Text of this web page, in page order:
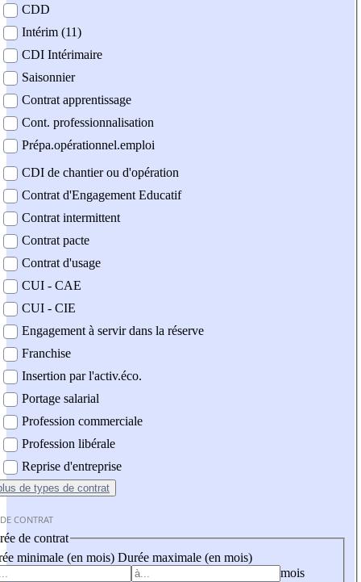
CDD
Intérim (11)
CDI Intérimaire
Saisonnier
Contrat apprentissage
Cont. professionnalisation
Prépa.opérationnel.emploi
CDI de chantier ou d'opération
Contrat d'Engagement Educatif
Contrat intermittent
Contrat pacte
Contrat d'usage
CUI - CAE
CUI - CIE
Engagement à servir dans la réserve
Franchise
Insertion par l'activ.éco.
Portage salarial
Profession commerciale
Profession libérale
Reprise d'entreprise
de types de contrat
CONTRAT
de contrat
minimale (en mois) Durée maximale (en mois)
mois